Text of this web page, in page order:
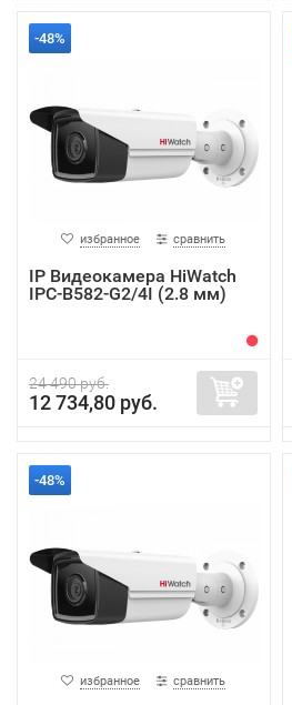
-48%
избранное сравнить
IP Видеокамера HiWatch
IPC-B582-G2/4I (2.8 мм)
24 490 руб.
12 734,80 руб.
-48%
избранное сравнить